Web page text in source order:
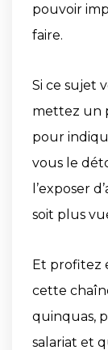
pouvoir
faire.
Si ce sujet
mettez un
pour
vous le
l’exposer
soit plus
Et profitez
cette
quinquas,
salariat et